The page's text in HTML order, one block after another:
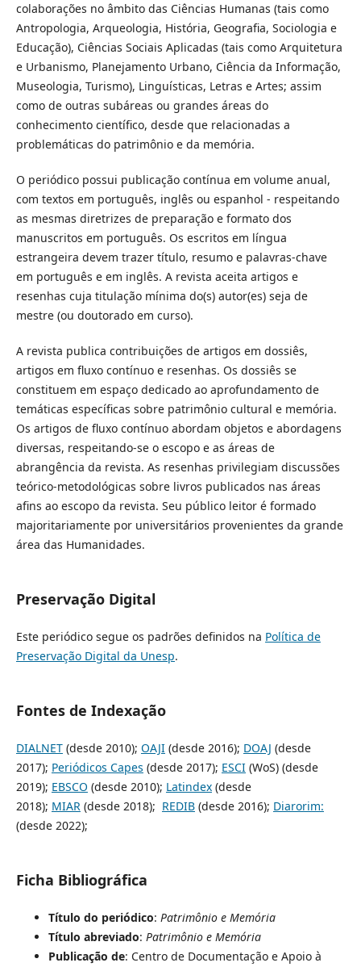
colaborações no âmbito das Ciências Humanas (tais como
Antropologia, Arqueologia, História, Geografia, Sociologia e
Educação), Ciências Sociais Aplicadas (tais como Arquitetura
e Urbanismo, Planejamento Urbano, Ciência da Informação,
Museologia, Turismo), Linguísticas, Letras e Artes; assim
como de outras subáreas ou grandes áreas do
conhecimento científico, desde que relacionadas a
problemáticas do patrimônio e da memória.
O periódico possui publicação contínua em volume anual,
com textos em português, inglês ou espanhol - respeitando
as mesmas diretrizes de preparação e formato dos
manuscritos em português. Os escritos em língua
estrangeira devem trazer título, resumo e palavras-chave
em português e em inglês. A revista aceita artigos e
resenhas cuja titulação mínima do(s) autor(es) seja de
mestre (ou doutorado em curso).
A revista publica contribuições de artigos em dossiês,
artigos em fluxo contínuo e resenhas. Os dossiês se
constituem em espaço dedicado ao aprofundamento de
temáticas específicas sobre patrimônio cultural e memória.
Os artigos de fluxo contínuo abordam objetos e abordagens
diversas, respeitando-se o escopo e as áreas de
abrangência da revista. As resenhas privilegiam discussões
teórico-metodológicas sobre livros publicados nas áreas
afins ao escopo da revista. Seu público leitor é formado
majoritariamente por universitários provenientes da grande
área das Humanidades.
Preservação Digital
Este periódico segue os padrões definidos na Política de
Preservação Digital da Unesp.
Fontes de Indexação
DIALNET(desde 2010); OAJI(desde 2016); DOAJ (desde
2017); Periódicos Capes (desde 2017); ESCI(WoS) (desde
2019); EBSCO (desde 2010); Latindex(desde
2018); MIAR(desde 2018); REDIB(desde 2016); Diarorim:
(desde 2022);
Ficha Bibliográfica
Título do periódico: Patrimônio e Memória
Título abreviado: Patrimônio e Memória
Publicação de: Centro de Documentação e Apoio à